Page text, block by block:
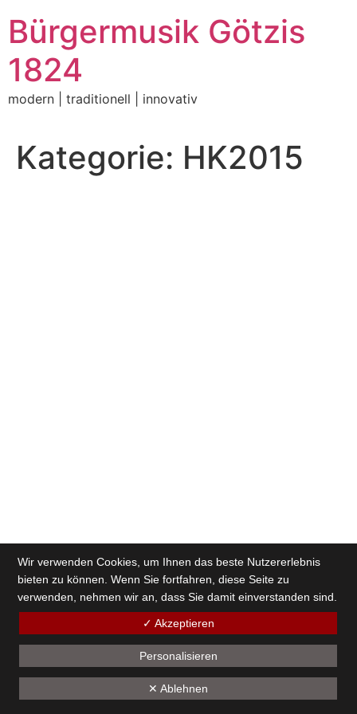
Inhalt
springen
Bürgermusik Götzis
1824
modern | traditionell | innovativ
Kategorie: HK2015
Wir verwenden Cookies, um Ihnen das beste Nutzererlebnis
bieten zu können. Wenn Sie fortfahren, diese Seite zu
verwenden, nehmen wir an, dass Sie damit einverstanden sind.
✓ Akzeptieren
Personalisieren
✕ Ablehnen